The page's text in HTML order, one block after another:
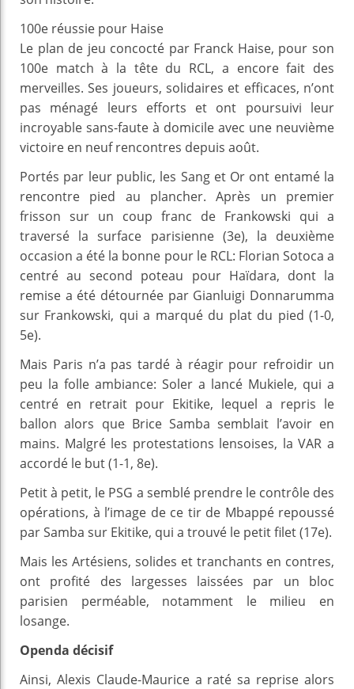
100e réussie pour Haise
Le plan de jeu concocté par Franck Haise, pour son
100e match à la tête du RCL, a encore fait des
merveilles. Ses joueurs, solidaires et efficaces, n’ont
pas ménagé leurs efforts et ont poursuivi leur
incroyable sans-faute à domicile avec une neuvième
victoire en neuf rencontres depuis août.
Portés par leur public, les Sang et Or ont entamé la
rencontre pied au plancher. Après un premier
frisson sur un coup franc de Frankowski qui a
traversé la surface parisienne (3e), la deuxième
occasion a été la bonne pour le RCL: Florian Sotoca a
centré au second poteau pour Haïdara, dont la
remise a été détournée par Gianluigi Donnarumma
sur Frankowski, qui a marqué du plat du pied (1-0,
5e).
Mais Paris n’a pas tardé à réagir pour refroidir un
peu la folle ambiance: Soler a lancé Mukiele, qui a
centré en retrait pour Ekitike, lequel a repris le
ballon alors que Brice Samba semblait l’avoir en
mains. Malgré les protestations lensoises, la VAR a
accordé le but (1-1, 8e).
Petit à petit, le PSG a semblé prendre le contrôle des
opérations, à l’image de ce tir de Mbappé repoussé
par Samba sur Ekitike, qui a trouvé le petit filet (17e).
Mais les Artésiens, solides et tranchants en contres,
ont profité des largesses laissées par un bloc
parisien perméable, notamment le milieu en
losange.
Openda décisif
Ainsi, Alexis Claude-Maurice a raté sa reprise alors